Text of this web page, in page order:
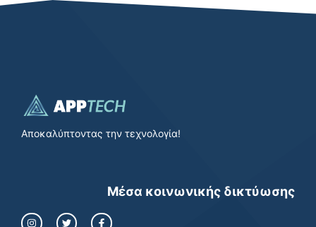
Αποκαλύπτοντας την τεχνολογία!
Μέσα κοινωνικής δικτύωσης